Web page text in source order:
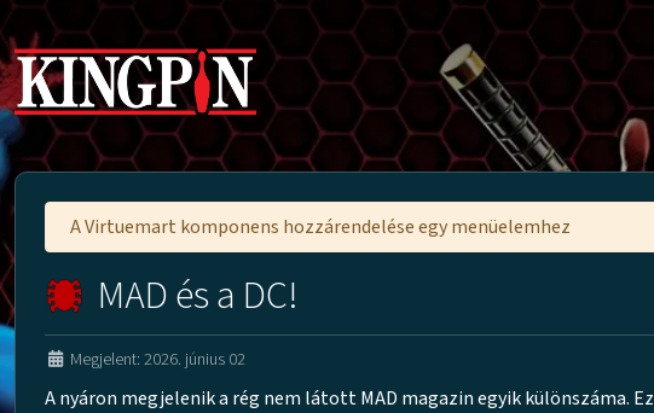
A Virtuemart komponens hozzárendelése egy menüelemhez
MAD és a DC!
Megjelent: 2026. június 02
A nyáron megjelenik a rég nem látott MAD magazin egyik különszáma.